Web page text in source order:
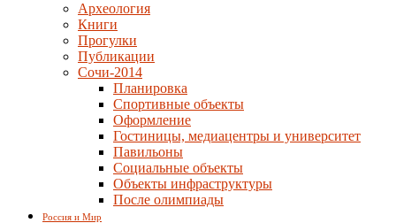
Археология
Книги
Прогулки
Публикации
Сочи-2014
Планировка
Спортивные объекты
Оформление
Гостиницы, медиацентры и университет
Павильоны
Социальные объекты
Объекты инфраструктуры
После олимпиады
Россия и Мир